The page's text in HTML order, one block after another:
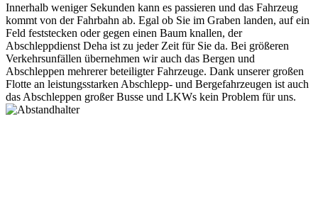
Innerhalb weniger Sekunden kann es passieren und das Fahrzeug
kommt von der Fahrbahn ab. Egal ob Sie im Graben landen, auf ein
Feld feststecken oder gegen einen Baum knallen, der
Abschleppdienst Deha ist zu jeder Zeit für Sie da. Bei größeren
Verkehrsunfällen übernehmen wir auch das Bergen und
Abschleppen mehrerer beteiligter Fahrzeuge. Dank unserer großen
Flotte an leistungsstarken Abschlepp- und Bergefahrzeugen ist auch
das Abschleppen großer Busse und LKWs kein Problem für uns.